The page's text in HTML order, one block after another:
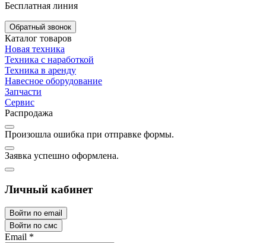
Бесплатная линия
Обратный звонок
Каталог товаров
Новая техника
Техника с наработкой
Техника в аренду
Навесное оборудование
Запчасти
Сервис
Распродажа
Произошла ошибка при отправке формы.
Заявка успешно оформлена.
Личный кабинет
Войти по email
Войти по смс
Email *